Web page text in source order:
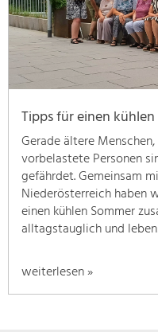
wir
hier
eine
Für
das
Tipps für einen
Gerade ältere
vorbelastete Personen
gefährdet. Gemeinsam
Niederösterreich haben
einen kühlen Sommer
alltagstauglich und
weiterlesen »